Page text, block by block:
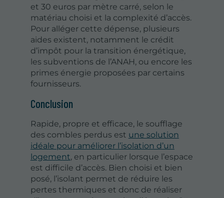
et 30 euros par mètre carré, selon le
matériau choisi et la complexité d’accès.
Pour alléger cette dépense, plusieurs
aides existent, notamment le crédit
d’impôt pour la transition énergétique,
les subventions de l’ANAH, ou encore les
primes énergie proposées par certains
fournisseurs.
Conclusion
Rapide, propre et efficace, le soufflage
des combles perdus est une solution
idéale pour améliorer l’isolation d’un
logement, en particulier lorsque l’espace
est difficile d’accès. Bien choisi et bien
posé, l’isolant permet de réduire les
pertes thermiques et donc de réaliser